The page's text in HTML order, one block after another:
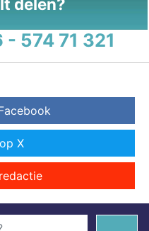
delen?
- 574 71 321
X